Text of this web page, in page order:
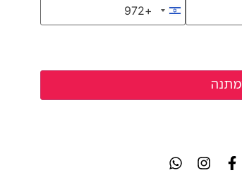
Israel +972
+972